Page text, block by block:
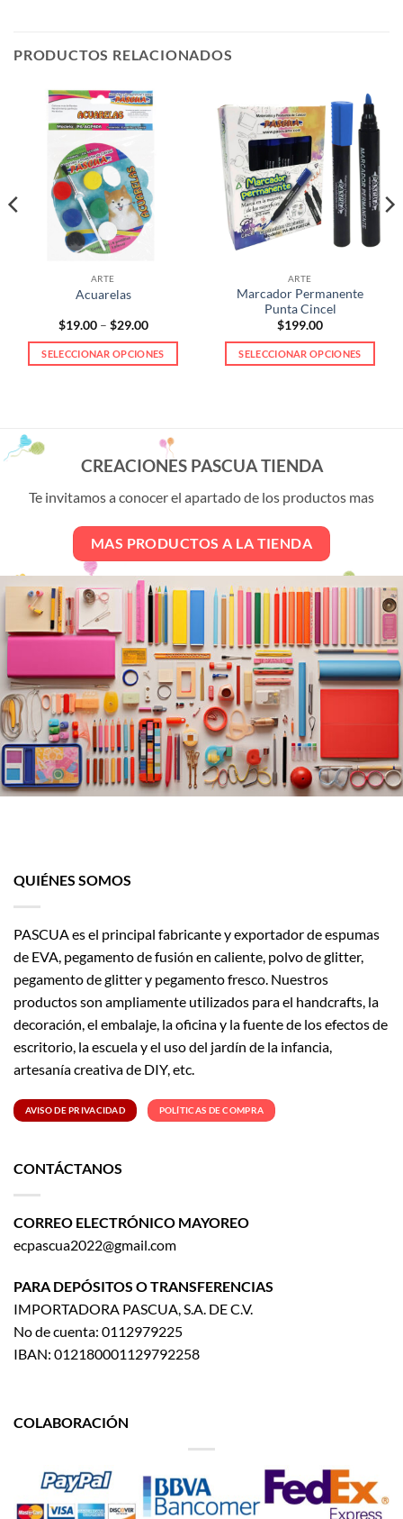
PRODUCTOS RELACIONADOS
ARTE
Acuarelas
$19.00 – $29.00Price
$19.00
through
SELECCIONAR OPCIONES
Las
se
pueden
elegir
en
página
de
producto
ARTE
Marcador Permanente
Punta Cincel
$199.00
SELECCIONAR OPCIONES
Las
se
pueden
elegir
en
página
de
producto
CREACIONES PASCUA TIENDA
Te invitamos a conocer el apartado de los productos mas
MAS PRODUCTOS A LA TIENDA
QUIÉNES SOMOS
PASCUA es el principal fabricante y exportador de espumas
de EVA, pegamento de fusión en caliente, polvo de glitter,
pegamento de glitter y pegamento fresco. Nuestros
productos son ampliamente utilizados para el handcrafts, la
decoración, el embalaje, la oficina y la fuente de los efectos de
escritorio, la escuela y el uso del jardín de la infancia,
artesanía creativa de DIY, etc.
AVISO DE PRIVACIDAD POLÍTICAS DE COMPRA
CONTÁCTANOS
CORREO ELECTRÓNICO MAYOREO
ecpascua2022@gmail.com
PARA DEPÓSITOS O TRANSFERENCIAS
IMPORTADORA PASCUA, S.A. DE C.V.
No de cuenta: 0112979225
IBAN: 012180001129792258
COLABORACIÓN